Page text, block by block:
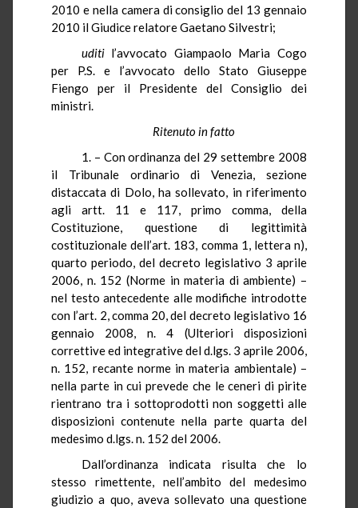
2010 e nella camera di consiglio del 13 gennaio
2010 il Giudice relatore Gaetano Silvestri;
uditil’avvocato Giampaolo Maria Cogo
per P.S. e l’avvocato dello Stato Giuseppe
Fiengo per il Presidente del Consiglio dei
ministri.
Ritenuto in fatto
1. – Con ordinanza del 29 settembre 2008
il Tribunale ordinario di Venezia, sezione
distaccata di Dolo, ha sollevato, in riferimento
agli artt. 11 e 117, primo comma, della
Costituzione, questione di legittimità
costituzionale dell’art. 183, comma 1, lettera n),
quarto periodo, del decreto legislativo 3 aprile
2006, n. 152 (Norme in materia di ambiente) –
nel testo antecedente alle modifiche introdotte
con l’art. 2, comma 20, del decreto legislativo 16
gennaio 2008, n. 4 (Ulteriori disposizioni
correttive ed integrative del d.lgs. 3 aprile 2006,
n. 152, recante norme in materia ambientale) –
nella parte in cui prevede che le ceneri di pirite
rientrano tra i sottoprodotti non soggetti alle
disposizioni contenute nella parte quarta del
medesimo d.lgs. n. 152 del 2006.
Dall’ordinanza indicata risulta che lo
stesso rimettente, nell’ambito del medesimo
giudizio a quo, aveva sollevato una questione